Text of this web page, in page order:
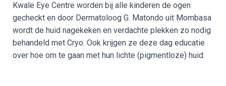
Kwale Eye Centre worden bij alle kinderen de ogen
gecheckt en door Dermatoloog G. Matondo uit Mombasa
wordt de huid nagekeken en verdachte plekken zo nodig
behandeld met Cryo. Ook krijgen ze deze dag educatie
over hoe om te gaan met hun lichte (pigmentloze) huid.